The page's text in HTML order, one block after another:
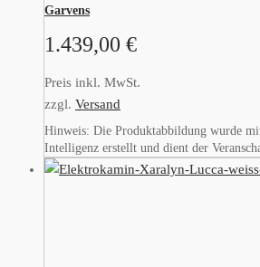
Garvens
1.439,00 €
Preis inkl. MwSt.
zzgl. Versand
Hinweis: Die Produktabbildung wurde
Intelligenz erstellt und dient der